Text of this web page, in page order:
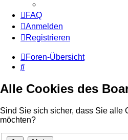
FAQ
Anmelden
Registrieren
Foren-Übersicht
Suche
Alle Cookies des
Sind Sie sich sicher, dass Sie alle
möchten?